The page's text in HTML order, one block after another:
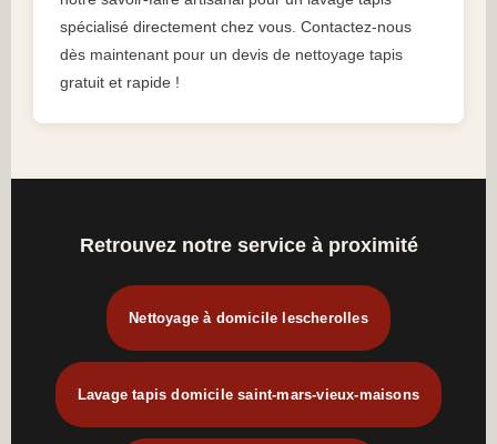
spécialisé directement chez vous. Contactez-nous
dès maintenant pour un devis de nettoyage tapis
gratuit et rapide !
Retrouvez notre service à proximité
Nettoyage à domicile lescherolles
Lavage tapis domicile saint-mars-vieux-maisons